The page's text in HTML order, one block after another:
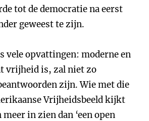
tot de democratie na eerst
geweest te zijn.
vele opvattingen: moderne en
vrijheid is, zal niet zo
zijn. Wie met die
Vrijheidsbeeld kijkt
in zien dan ‘een open